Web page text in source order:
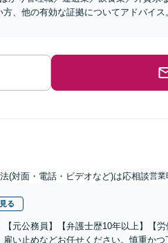
、他の有効な証拠についてアドバイ
(対面・電話・ビデオなど)は応相談営業
る
【元公務員】【弁護士歴10年以上】【
い止めなどお任せください。慎重かつ